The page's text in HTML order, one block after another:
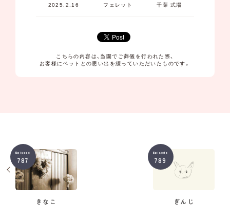
2025.2.16 フェレット 千葉 式場
こちらの内容は、当園でご葬儀を行われた際、
お客様にペットとの思い出を綴っていただいたものです。
Episode
787
きなこ
Episode
789
ぎんじ